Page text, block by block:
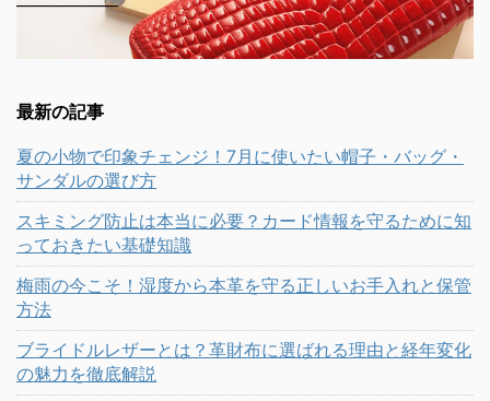
最新の記事
夏の小物で印象チェンジ！7月に使いたい帽子・バッグ・
サンダルの選び方
スキミング防止は本当に必要？カード情報を守るために知
っておきたい基礎知識
梅雨の今こそ！湿度から本革を守る正しいお手入れと保管
方法
ブライドルレザーとは？革財布に選ばれる理由と経年変化
の魅力を徹底解説